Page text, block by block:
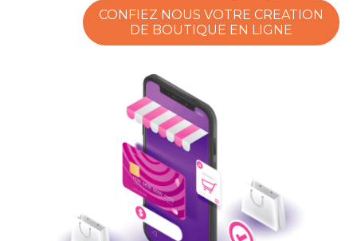
CONFIEZ NOUS VOTRE CREATION
DE BOUTIQUE EN LIGNE